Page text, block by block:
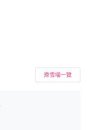
滑雪場一覽